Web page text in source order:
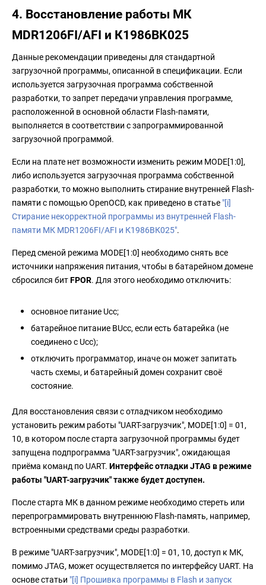
4. Восстановление работы МК
MDR1206FI/AFI и К1986ВК025
Данные рекомендации приведены для стандартной
загрузочной программы, описанной в спецификации. Если
используется загрузочная программа собственной
разработки, то запрет передачи управления программе,
расположенной в основной области Flash-памяти,
выполняется в соответствии с запрограммированной
загрузочной программой.
Если на плате нет возможности изменить режим MODE[1:0],
либо используется загрузочная программа собственной
разработки, то можно выполнить стирание внутренней Flash-
памяти с помощью OpenOCD, как приведено в статье "[i]
Стирание некорректной программы из внутренней Flash-
памяти МК MDR1206FI/AFI и К1986ВК025".
Перед сменой режима MODE[1:0] необходимо снять все
источники напряжения питания, чтобы в батарейном домене
сбросился битFPOR. Для этого необходимо отключить:
основное питание Ucc;
батарейное питание BUcc, если есть батарейка (не
соединено с Ucc);
отключить программатор, иначе он может запитать
часть схемы, и батарейный домен сохранит своё
состояние.
Для восстановления связи с отладчиком необходимо
установить режим работы "UART-загрузчик", MODE[1:0] = 01,
10, в котором после старта загрузочной программы будет
запущена подпрограмма "UART-загрузчик", ожидающая
приёма команд по UART. Интерфейс отладки JTAG в режиме
работы "UART-загрузчик" также будет доступен.
После старта МК в данном режиме необходимо стереть или
перепрограммировать внутреннюю Flash-память, например,
встроенными средствами среды разработки.
В режиме "UART-загрузчик", MODE[1:0] = 01, 10, доступ к МК,
помимо JTAG, может осуществляется по интерфейсу UART. На
основе статьи "[i] Прошивка программы в Flash и запуск